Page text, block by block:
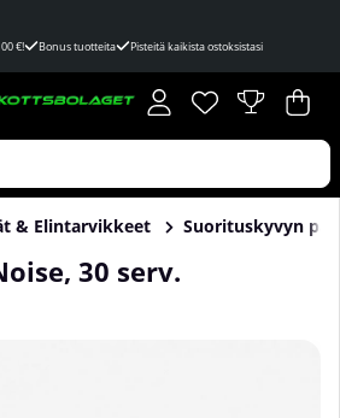
€! Bonus tuotteita Pisteitä kaikista ostoksistasi
Toivelista
Lukumäärä
. .
& Elintarvikkeet Suorituskyvyn
30 serv.
Noise, 30 serv.